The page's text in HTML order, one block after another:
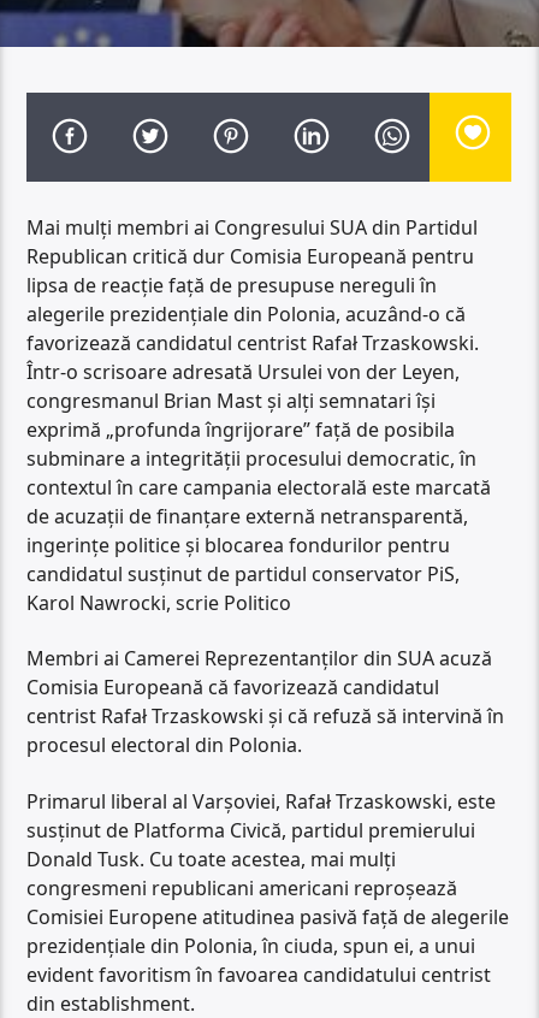
Mai mulți membri ai Congresului SUA din Partidul
Republican critică dur Comisia Europeană pentru
lipsa de reacție față de presupuse nereguli în
alegerile prezidențiale din Polonia, acuzând-o că
favorizează candidatul centrist Rafał Trzaskowski.
Într-o scrisoare adresată Ursulei von der Leyen,
congresmanul Brian Mast și alți semnatari își
exprimă „profunda îngrijorare” față de posibila
subminare a integrității procesului democratic, în
contextul în care campania electorală este marcată
de acuzații de finanțare externă netransparentă,
ingerințe politice și blocarea fondurilor pentru
candidatul susținut de partidul conservator PiS,
Karol Nawrocki, scrie Politico
Membri ai Camerei Reprezentanților din SUA acuză
Comisia Europeană că favorizează candidatul
centrist Rafał Trzaskowski și că refuză să intervină în
procesul electoral din Polonia.
Primarul liberal al Varșoviei, Rafał Trzaskowski, este
susținut de Platforma Civică, partidul premierului
Donald Tusk. Cu toate acestea, mai mulți
congresmeni republicani americani reproșează
Comisiei Europene atitudinea pasivă față de alegerile
prezidențiale din Polonia, în ciuda, spun ei, a unui
evident favoritism în favoarea candidatului centrist
din establishment.